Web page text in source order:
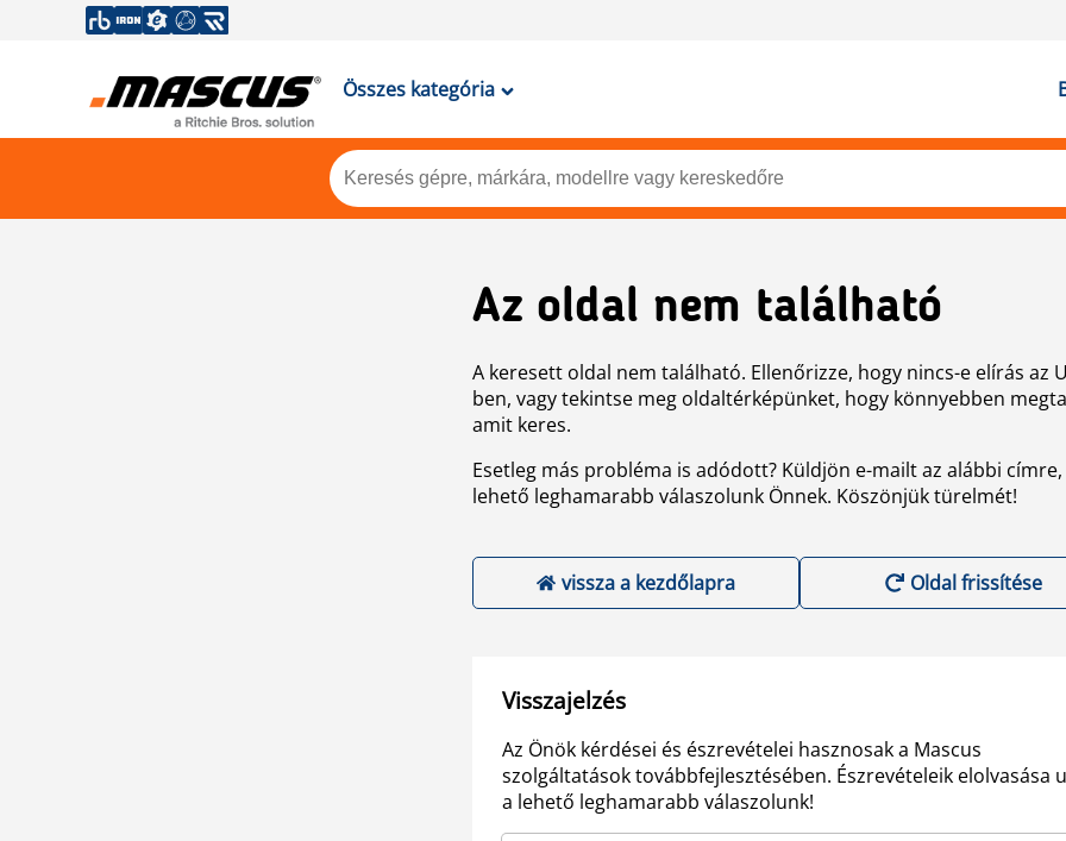
Összes kategória
Az oldal nem található
A keresett oldal nem található. Ellenőrizze, hogy nincs-e elírás az
ben, vagy tekintse meg oldaltérképünket, hogy könnyebben
amit keres.
Esetleg más probléma is adódott? Küldjön e-mailt az alábbi címre,
lehető leghamarabb válaszolunk Önnek. Köszönjük türelmét!
vissza a kezdőlapra Oldal frissítése
Visszajelzés
Az Önök kérdései és észrevételei hasznosak a Mascus
szolgáltatások továbbfejlesztésében. Észrevételeik elolvasása
a lehető leghamarabb válaszolunk!